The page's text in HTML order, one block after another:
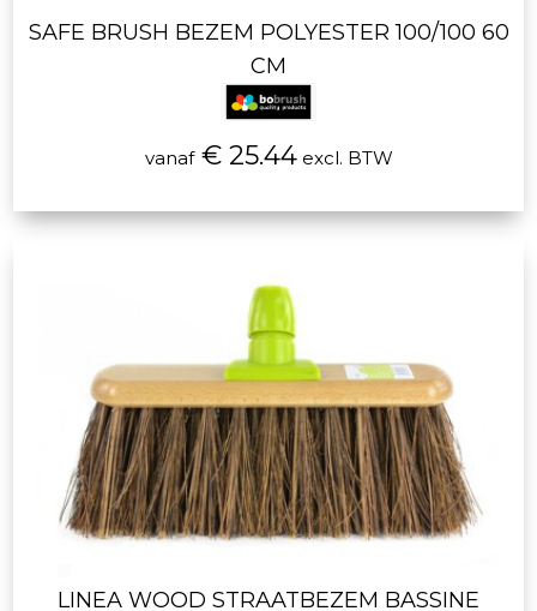
SAFE BRUSH BEZEM POLYESTER 100/100 60
CM
vanaf€ 25.44excl. BTW
LINEA WOOD STRAATBEZEM BASSINE